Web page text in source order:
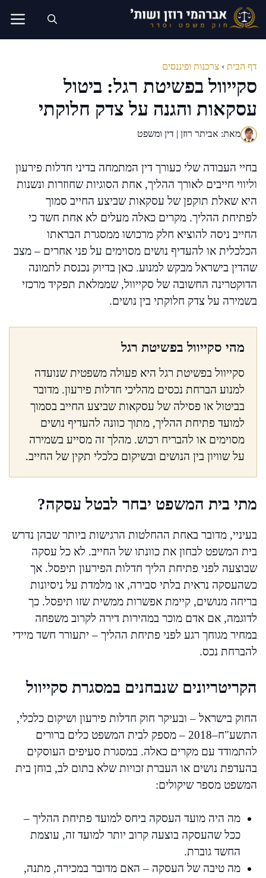
לדלג
לתוכן
דף הבית › צרכנות ופיננסים
סקייוול בפשיטת רגל: ביטול
עסקאות והגנה על צדק חלוקתי
מאת: אביתר רוזן | דין ומשפט
בחיי העבודה שלי כעורך דין המתמחה בדיני חדלות פירעון
וליווי חייבים לאורך ההליך, אחת הסוגיות שחוזרות ונשנות
היא שאלת תוקפן של עסקאות שביצע החייב סמוך
לפתיחת ההליך. מקרים כאלה מעלים לא אחת חשד כי
החייב ניסה להוציא חלק מרכושו ממסגרת הבראתו
הכלכלית או להעדיף נושים מסוימים על פני אחרים – מצב
שהדין בישראל מבקש למנוע. כאן בדיוק נכנסת לתמונה
הדוקטרינה החשובה של סקייוול, שממלאת תפקיד מרכזי
בשמירה על צדק חלוקתי בין נושים.
מהי סקייוול בפשיטת רגל
סקייוול בפשיטת רגל היא פעולה משפטית שנועדה
למנוע הברחת נכסים מהליכי חדלות פירעון. מדובר
בביטול או פסילה של עסקאות שביצע החייב בסמוך
למועד פתיחת ההליך, מתוך כוונה להעדיף נושים
מסוימים או להבריח רכוש. מהלך זה מסייע בשמירה
על שוויון בין הנושים ובשיקום כלכלי תקין של החייב.
מתי בית המשפט יבחר לבטל עסקה?
בעיניי, מדובר באחת ההחלטות הרגישות ביותר שבהן נדרש
בית המשפט לבחון את כוונתו של החייב. לא כל עסקה
שבוצעה לפני פתיחת הליך חדלות הפירעון תיפסל. אך
כשהעסקה נראית בלתי סבירה, או מלמדת על ניסיונות
בריחה מנושים, קיימת אפשרות ממשית שזו תיפסל. כך
לדוגמה, אם אדם מוכר במהירות דירה לקרוב משפחה
במחיר מגוחך רגע לפני פתיחת ההליך – יתעורר חשד מיידי
להברחת נכס.
הקריטריונים שנבחנים במסגרת סקייוול
החוק בישראל – ובעיקר חוק חדלות פירעון ושיקום כלכלי,
התשע"ח–2018 – מספק לבית המשפט כלים ברורים
להתמודד עם מקרים כאלה. במסגרת סעיפים העוסקים
בהעדפת נושים או העברת זכויות שלא בתום לב, בוחן בית
המשפט מספר שיקולים:
מה היה מועד העסקה ביחס למועד פתיחת ההליך –
ככל שהעסקה בוצעה קרוב יותר למועד זה, עוצמת
החשד גוברת.
מה טיבה של העסקה – האם מדובר במכירה, מתנה,